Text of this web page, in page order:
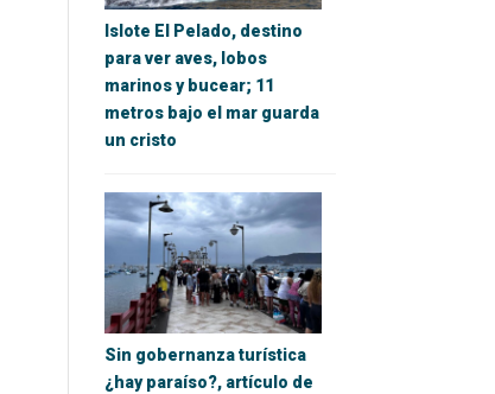
Islote El Pelado, destino
para ver aves, lobos
marinos y bucear; 11
metros bajo el mar guarda
un cristo
Sin gobernanza turística
¿hay paraíso?, artículo de